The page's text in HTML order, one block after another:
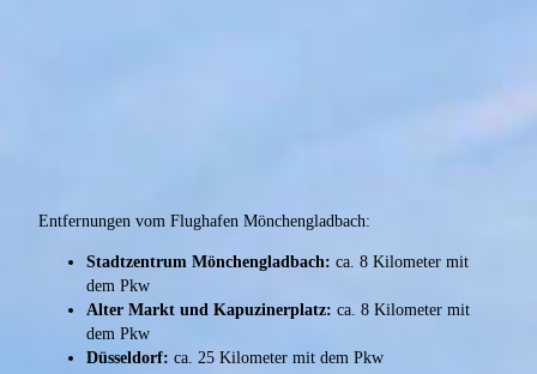
Entfernungen vom Flughafen Mönchengladbach:
Stadtzentrum Mönchengladbach: ca. 8 Kilometer mit
dem Pkw
Alter Markt und Kapuzinerplatz: ca. 8 Kilometer mit
dem Pkw
Düsseldorf: ca. 25 Kilometer mit dem Pkw